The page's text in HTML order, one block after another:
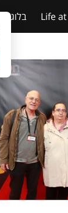
Life בלוג